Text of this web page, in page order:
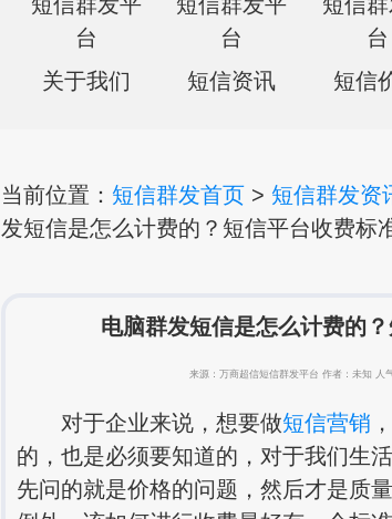
关于我们 短信资讯 短信
当前位置： 短信群发首页 > 短信群发资
发短信是怎么计费的？短信平台收费标
电脑群发短信是怎么计费的
来源：万商超信短信群发平台 作者：未知 人
对于企业来说，想要做短信营销
的，也是必须要知道的，对于我们生
先问的就是价格的问题，然后才是质